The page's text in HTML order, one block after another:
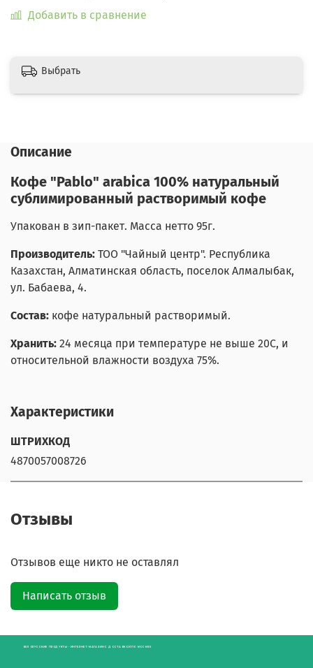
Добавить в сравнение
Выбрать
Описание
Кофе "Pablo" arabica 100% натуральный
сублимированный растворимый кофе
Упакован в зип-пакет. Масса нетто 95г.
Производитель: ТОО "Чайный центр". Республика
Казахстан, Алматинская область, поселок Алмалыбак,
ул. Бабаева, 4.
Состав: кофе натуральный растворимый.
Хранить: 24 месяца при температуре не выше 20С, и
относительной влажности воздуха 75%.
Характеристики
ШТРИХКОД
4870057008726
Отзывы
Отзывов еще никто не оставлял
Написать отзыв
БЕЛОРУССКИЕ ПРОДУКТЫ - ИНТЕРНЕТ-МАГАЗИН С ДОСТАВКОЙ ПО МОСКВЕ